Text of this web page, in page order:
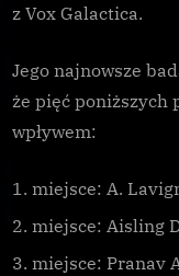
z Vox Galactica.
Jego najnowsze
że pięć poniższych
wpływem:
miejsce: A.
miejsce: Aisling
miejsce: Pranav